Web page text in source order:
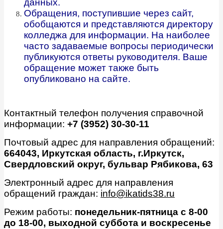
данных.
Обращения, поступившие через сайт,
обобщаются и представляются директору
колледжа для информации. На наиболее
часто задаваемые вопросы периодически
публикуются ответы руководителя. Ваше
обращение может также быть
опубликовано на сайте.
Контактный телефон получения справочной
информации: +7 (3952) 30-30-11
Почтовый адрес для направления обращений:
664043, Иркутская область, г.Иркутск,
Свердловский округ, бульвар Рябикова, 63
Электронный адрес для направления
обращений граждан: info@ikatids38.ru
Режим работы: понедельник-пятница с 8-00
до 18-00, выходной суббота и воскресенье